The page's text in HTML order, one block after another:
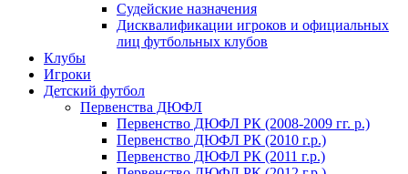
Судейские назначения
Дисквалификации игроков и официальных
лиц футбольных клубов
Клубы
Игроки
Детский футбол
Первенства ДЮФЛ
Первенство ДЮФЛ РК (2008-2009 гг. р.)
Первенство ДЮФЛ РК (2010 г.р.)
Первенство ДЮФЛ РК (2011 г.р.)